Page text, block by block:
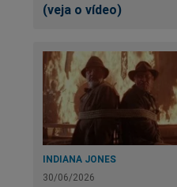
(veja o vídeo)
INDIANA JONES
30/06/2026